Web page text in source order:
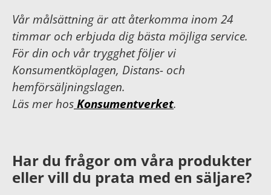
Vår målsättning är att återkomma inom 24
timmar och erbjuda dig bästa möjliga service.
För din och vår trygghet följer vi
Konsumentköplagen, Distans- och
hemförsäljningslagen.
Läs mer hosKonsumentverket.
Har du frågor om våra produkter
eller vill du prata med en säljare?